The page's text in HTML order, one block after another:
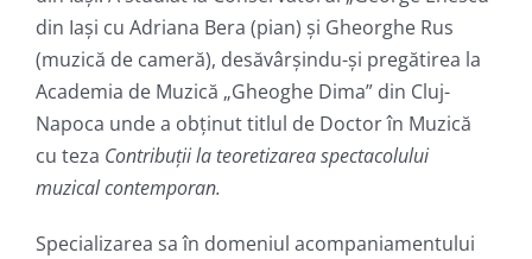
din Iaşi cu Adriana Bera (pian) și Gheorghe Rus
(muzică de cameră), desăvârşindu-şi pregătirea la
Academia de Muzică „Gheoghe Dima” din Cluj-
Napoca unde a obţinut titlul de Doctor în Muzică
cu teza Contribuții la teoretizarea spectacolului
muzicalcontemporan.
Specializarea sa în domeniul acompaniamentului